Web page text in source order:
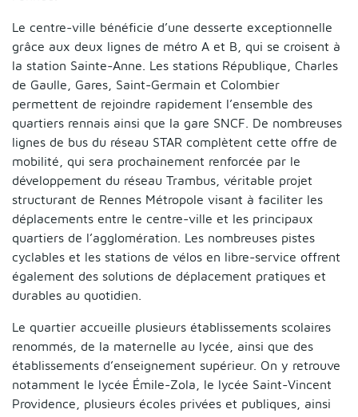
Le centre-ville bénéficie d’une desserte exceptionnelle
grâce aux deux lignes de métro A et B, qui se croisent à
la station Sainte-Anne. Les stations République, Charles
de Gaulle, Gares, Saint-Germain et Colombier
permettent de rejoindre rapidement l’ensemble des
quartiers rennais ainsi que la gare SNCF. De nombreuses
lignes de bus du réseau STAR complètent cette offre de
mobilité, qui sera prochainement renforcée par le
développement du réseau Trambus, véritable projet
structurant de Rennes Métropole visant à faciliter les
déplacements entre le centre-ville et les principaux
quartiers de l’agglomération. Les nombreuses pistes
cyclables et les stations de vélos en libre-service offrent
également des solutions de déplacement pratiques et
durables au quotidien.
Le quartier accueille plusieurs établissements scolaires
renommés, de la maternelle au lycée, ainsi que des
établissements d’enseignement supérieur. On y retrouve
notamment le lycée Émile-Zola, le lycée Saint-Vincent
Providence, plusieurs écoles privées et publiques, ainsi